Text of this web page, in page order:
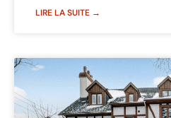
LIRE LA SUITE →